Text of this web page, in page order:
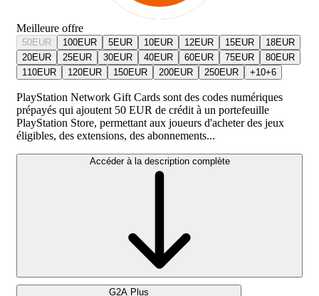
Meilleure offre
50EUR 100EUR 5EUR 10EUR 12EUR 15EUR 18EUR
20EUR 25EUR 30EUR 40EUR 60EUR 75EUR 80EUR
110EUR 120EUR 150EUR 200EUR 250EUR +10+6
PlayStation Network Gift Cards sont des codes numériques
prépayés qui ajoutent 50 EUR de crédit à un portefeuille
PlayStation Store, permettant aux joueurs d'acheter des jeux
éligibles, des extensions, des abonnements...
Accéder à la description complète
G2A Plus